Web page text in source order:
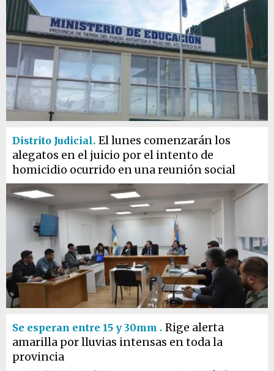
Distrito Judicial. El lunes comenzarán los
alegatos en el juicio por el intento de
homicidio ocurrido en una reunión social
Se esperan entre 15 y 30mm . Rige alerta
amarilla por lluvias intensas en toda la
provincia